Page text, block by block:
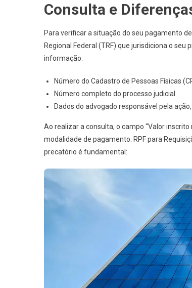
Consulta e
Para verificar a situação do seu pagamento
Regional Federal (TRF) que jurisdiciona o
informação:
Número do Cadastro de Pessoas Físicas
Número completo do processo judicial.
Dados do advogado responsável pela
Ao realizar a consulta, o campo “Valor
modalidade de pagamento: RPF para
precatório é fundamental: